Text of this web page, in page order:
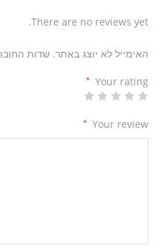
There are no reviews yet.
האימייל לא יוצג באתר. שדות
Your rating
*
Your review
*